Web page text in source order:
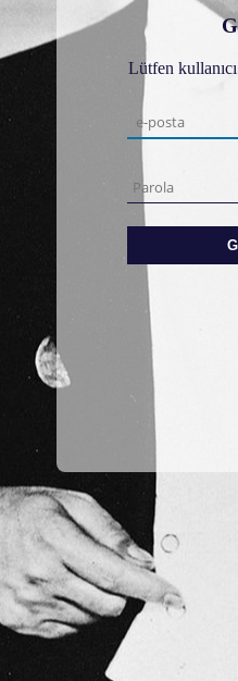
Lütfen